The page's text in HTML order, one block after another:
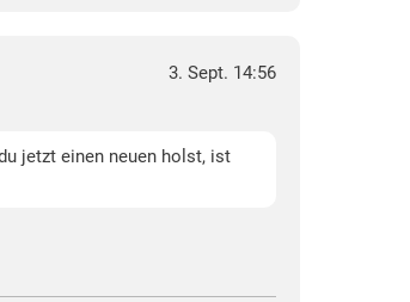
3. Sept. 14:56
jetzt einen neuen holst, ist